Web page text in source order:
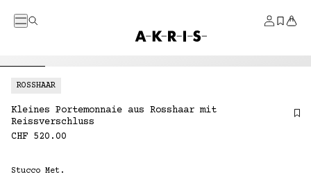
Startseite
MenüSuche Konto
ROSSHAAR
Kleines Portemonnaie aus Rosshaar mit
Reissverschluss
Normaler
CHF 520.00
Stucco Met.